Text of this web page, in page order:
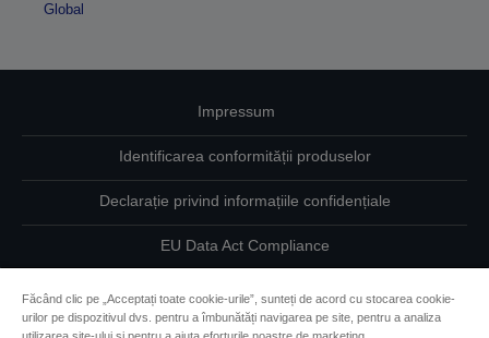
Global
Impressum
Identificarea conformității produselor
Declarație privind informațiile confidențiale
EU Data Act Compliance
Făcând clic pe „Acceptați toate cookie-urile”, sunteți de acord cu stocarea cookie-
urilor pe dispozitivul dvs. pentru a îmbunătăți navigarea pe site, pentru a analiza